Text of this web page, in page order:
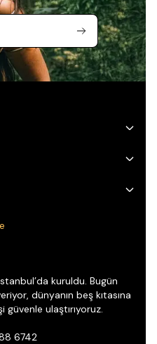
kuruldu. Bugün
dünyanın beş kıtasına
ulaştırıyoruz.
6742